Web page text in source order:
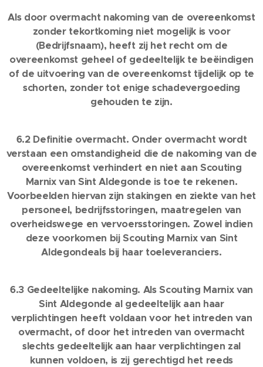
Als door overmacht nakoming van de overeenkomst
zonder tekortkoming niet mogelijk is voor
(Bedrijfsnaam), heeft zij het recht om de
overeenkomst geheel of gedeeltelijk te beëindigen
of de uitvoering van de overeenkomst tijdelijk op te
schorten, zonder tot enige schadevergoeding
gehouden te zijn.
6.2 Definitie overmacht. Onder overmacht wordt
verstaan een omstandigheid die de nakoming van de
overeenkomst verhindert en niet aan Scouting
Marnix van Sint Aldegonde is toe te rekenen.
Voorbeelden hiervan zijn stakingen en ziekte van het
personeel, bedrijfsstoringen, maatregelen van
overheidswege en vervoersstoringen. Zowel indien
deze voorkomen bij Scouting Marnix van Sint
Aldegondeals bij haar toeleveranciers.
6.3 Gedeeltelijke nakoming. Als Scouting Marnix van
Sint Aldegonde al gedeeltelijk aan haar
verplichtingen heeft voldaan voor het intreden van
overmacht, of door het intreden van overmacht
slechts gedeeltelijk aan haar verplichtingen zal
kunnen voldoen, is zij gerechtigd het reeds